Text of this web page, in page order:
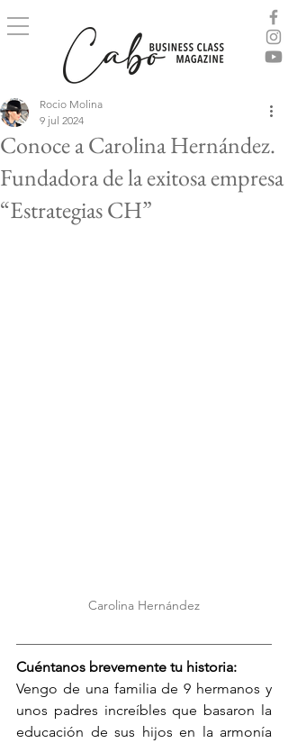
Conoce a Carolina Hernández.
Fundadora de la exitosa empresa
“Estrategias CH”
Rocio Molina
9 jul 2024
Carolina Hernández
Cuéntanos brevemente tu historia:
Vengo de una familia de 9 hermanos y
unos padres increíbles que basaron la
educación de sus hijos en la armonía